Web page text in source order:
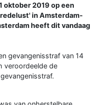
oktober 2019 op een
in Amsterdam-
heeft dit vandaag
gevangenisstraf van 14
veroordeelde de